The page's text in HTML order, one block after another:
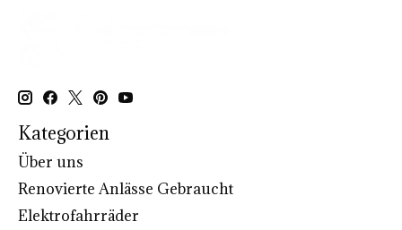
Kategorien
Über uns
Renovierte Anlässe Gebraucht
Elektrofahrräder